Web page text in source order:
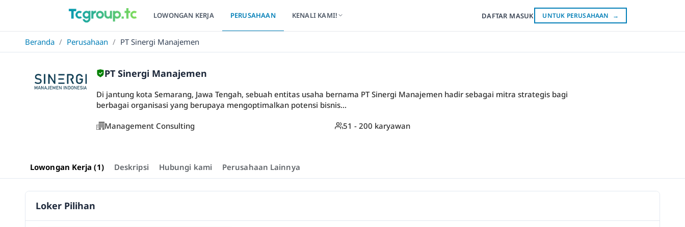
LOWONGAN KERJA PERUSAHAAN KENALI KAMI! DAFTAR MASUK UNTUK PERUSAHAAN →
Beranda / Perusahaan / PT Sinergi Manajemen
PT Sinergi Manajemen
Di jantung kota Semarang, Jawa Tengah, sebuah entitas usaha bernama PT Sinergi Manajemen hadir sebagai mitra strategis bagi
berbagai organisasi yang berupaya mengoptimalkan potensi bisnis...
Management Consulting 51 - 200 karyawan
Lowongan Kerja (1) Deskripsi Hubungi kami Perusahaan Lainnya
Loker Pilihan